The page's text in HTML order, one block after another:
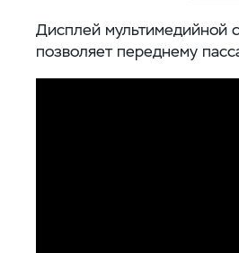
Дисплей мультимедийной
позволяет переднему